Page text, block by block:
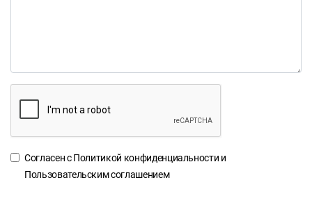
Согласен сПолитикой конфиденциальности и
Пользовательским соглашением